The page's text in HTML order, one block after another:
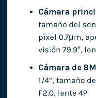
Cámara
tamaño del
píxel 0.7μm,
visión 79.9°,
Cámara de
1/4”, tamaño
F2.0, lente 4P